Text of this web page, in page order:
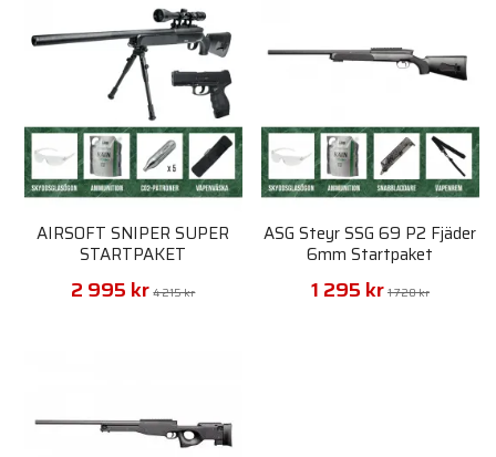
AIRSOFT SNIPER SUPER
STARTPAKET
2 995 kr 4 215 kr
ASG Steyr SSG 69 P2 Fjäder
6mm Startpaket
1 295 kr 1 720 kr